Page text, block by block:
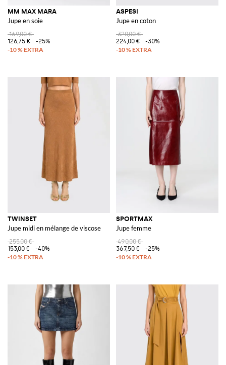
MM MAX MARA
Jupe en soie
169,00 €
126,75 €
-25%
ASPESI
Jupe en coton
320,00 €
224,00 €
-30%
TWINSET
Jupe midi en mélange de viscose
255,00 €
153,00 €
-40%
SPORTMAX
Jupe femme
490,00 €
367,50 €
-25%